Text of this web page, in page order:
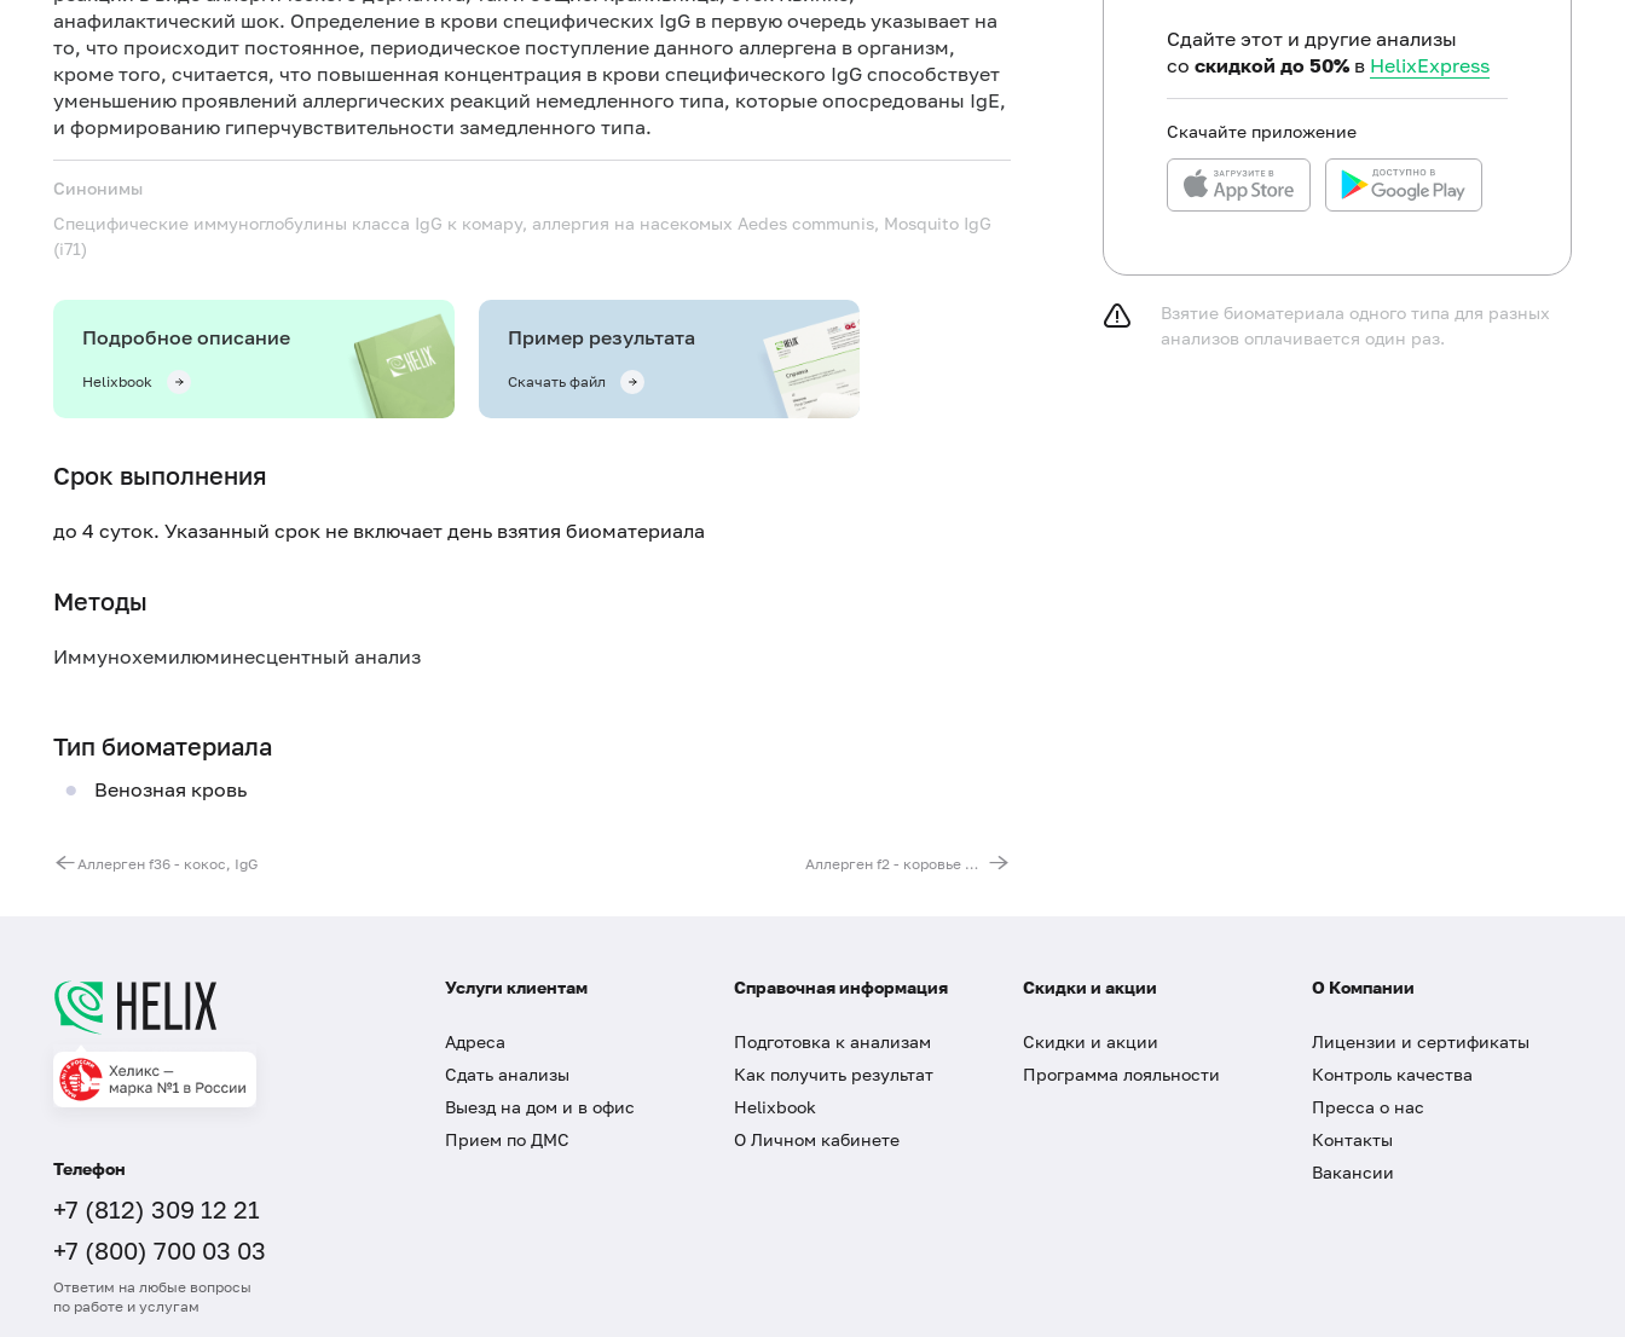
анафилактический шок. Определение в крови специфических IgG в первую очередь указывает на
то, что происходит постоянное, периодическое поступление данного аллергена в организм,
кроме того, считается, что повышенная концентрация в крови специфического IgG способствует
уменьшению проявлений аллергических реакций немедленного типа, которые опосредованы IgЕ,
и формированию гиперчувствительности замедленного типа.
Синонимы
Специфические иммуноглобулины класса IgG к комару, аллергия на насекомых Aedes communis, Mosquito IgG
(i71)
Подробное описание
Helixbook
Пример результата
Скачать файл
Срок выполнения
до 4 суток. Указанный срок не включает день взятия биоматериала
Методы
Иммунохемилюминесцентный анализ
Тип биоматериала
Венозная кровь
Аллерген f36 - кокос, IgG Аллерген f2 - коровье молоко, IgG
Сдайте этот и другие анализы
со скидкой до 50% в HelixExpress
Скачайте приложение
Взятие биоматериала одного типа для разных
анализов оплачивается один раз.
Телефон
+7 (812) 309 12 21
+7 (800) 700 03 03
Ответим на любые вопросы
по работе и услугам
Услуги клиентам
Адреса
Сдать анализы
Выезд на дом и в офис
Прием по ДМС
Справочная информация
Подготовка к анализам
Как получить результат
Helixbook
О Личном кабинете
Скидки и акции
Скидки и акции
Программа лояльности
О Компании
Лицензии и сертификаты
Контроль качества
Пресса о нас
Контакты
Вакансии